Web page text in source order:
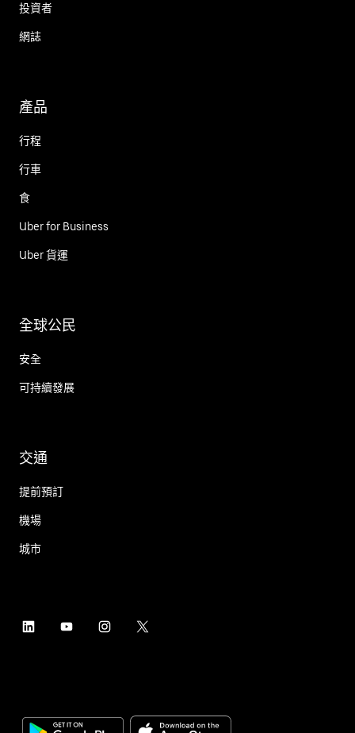
投資者
網誌
產品
行程
行車
食
Uber for Business
Uber 貨運
全球公民
安全
可持續發展
交通
提前預訂
機場
城市